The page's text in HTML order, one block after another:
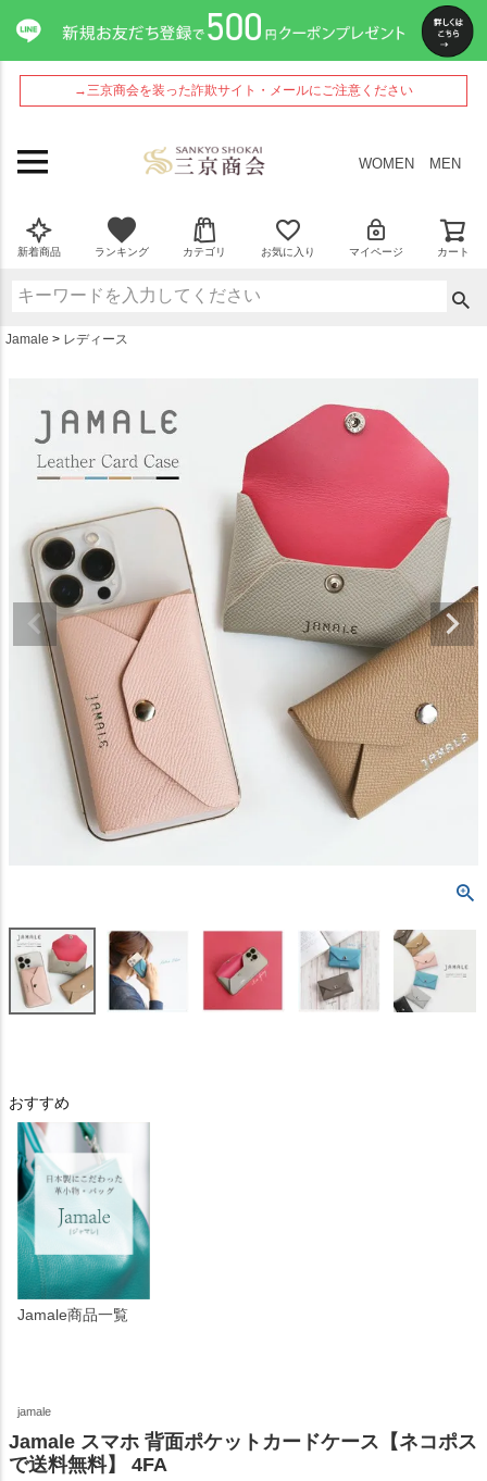
→三京商会を装った詐欺サイト・メールにご注意ください
WOMEN MEN
新着商品 ランキング カテゴリ お気に入り マイページ カート
Jamale レディース
おすすめ
Jamale商品一覧
jamale
Jamale スマホ 背面ポケットカードケース【ネコポス
で送料無料】 4FA
ペー
ジト
ップ
へ